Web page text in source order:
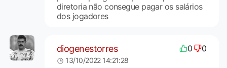
diretoria não consegue pagar os salários
dos jogadores
diogenestorres 0 0
13/10/2022 14:21:28